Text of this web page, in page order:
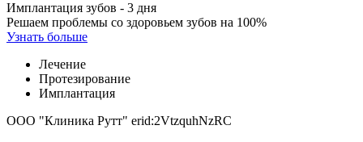
Имплантация зубов - 3 дня
Решаем проблемы со здоровьем зубов на 100%
Узнать больше
Лечение
Протезирование
Имплантация
ООО "Клиника Рутт" erid:2VtzquhNzRC